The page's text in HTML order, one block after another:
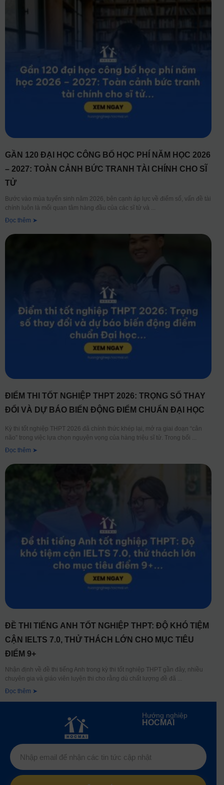
GẦN 120 ĐẠI HỌC CÔNG BỐ HỌC PHÍ NĂM HỌC 2026
– 2027: TOÀN CẢNH BỨC TRANH TÀI CHÍNH CHO SĨ
TỬ
Bước vào mùa tuyển sinh năm 2026, bên cạnh áp lực về điểm số, vấn đề tài
chính luôn là mối quan tâm hàng đầu của các sĩ tử và
Đọc thêm ➤
ĐIỂM THI TỐT NGHIỆP THPT 2026: TRỌNG SỐ THAY
ĐỔI VÀ DỰ BÁO BIẾN ĐỘNG ĐIỂM CHUẨN ĐẠI HỌC
Kỳ thi tốt nghiệp THPT 2026 đã chính thức khép lại, mở ra giai đoạn “cân
não” trong việc lựa chọn nguyện vọng của hàng triệu sĩ tử. Trong bối
Đọc thêm ➤
ĐỀ THI TIẾNG ANH TỐT NGHIỆP THPT: ĐỘ KHÓ TIỆM
CẬN IELTS 7.0, THỬ THÁCH LỚN CHO MỤC TIÊU
ĐIỂM 9+
Nhận định về đề thi tiếng Anh trong kỳ thi tốt nghiệp THPT gần đây, nhiều
chuyên gia và giáo viên luyện thi cho rằng dù chất lượng đề đã
Đọc thêm ➤
Hướng nghiệp
HOCMAI